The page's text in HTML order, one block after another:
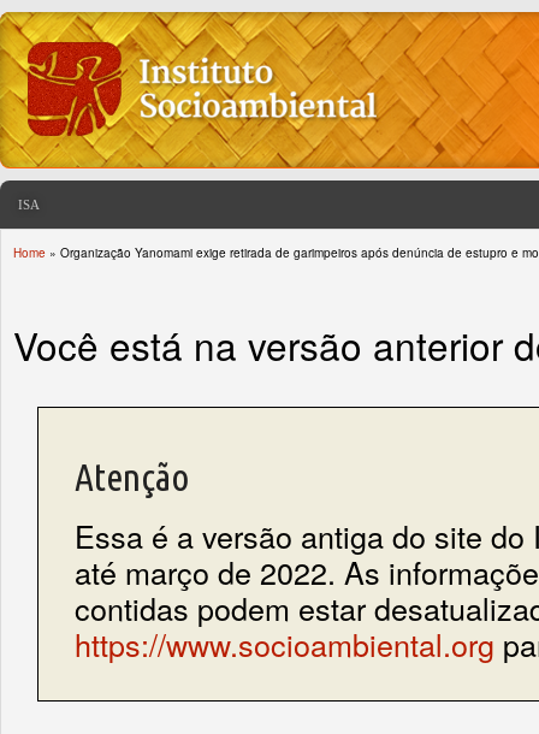
ISA
Home » Organização Yanomami exige retirada de garimpeiros após denúncia de estupro e
Você está na versão anterior
Atenção
Essa é a versão antiga do site do
até março de 2022. As
contidas podem estar
https://www.socioambiental.org